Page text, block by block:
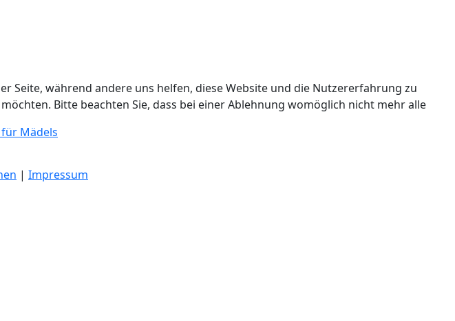
Seite, während andere uns helfen, diese Website und die Nutzererfahrung zu
Bitte beachten Sie, dass bei einer Ablehnung womöglich nicht mehr alle
| Impressum